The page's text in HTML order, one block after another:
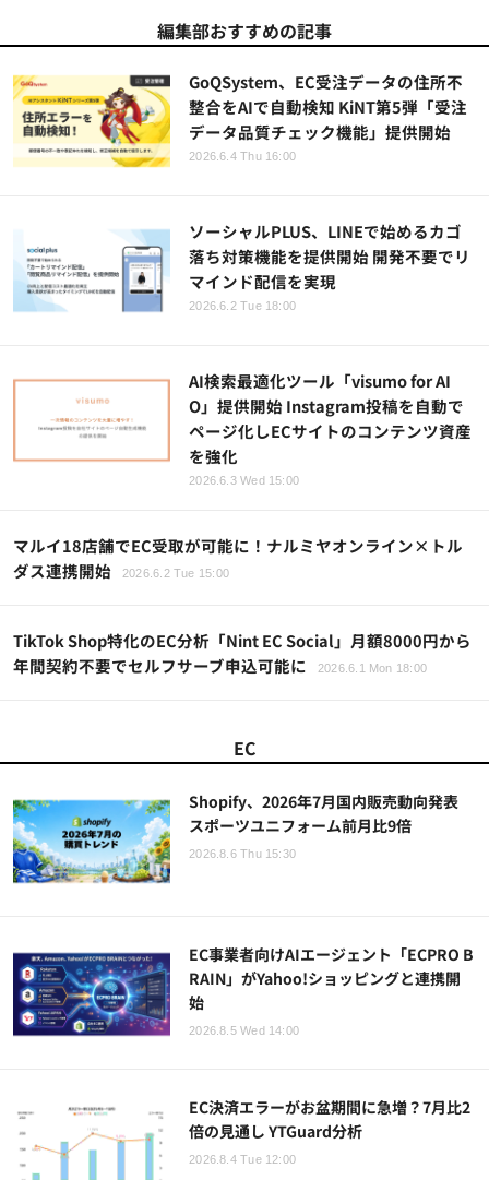
編集部おすすめの記事
GoQSystem、EC受注データの住所不
整合をAIで自動検知 KiNT第5弾「受注
データ品質チェック機能」提供開始
2026.6.4 Thu 16:00
ソーシャルPLUS、LINEで始めるカゴ
落ち対策機能を提供開始 開発不要でリ
マインド配信を実現
2026.6.2 Tue 18:00
AI検索最適化ツール「visumo for AI
O」提供開始 Instagram投稿を自動で
ページ化しECサイトのコンテンツ資産
を強化
2026.6.3 Wed 15:00
マルイ18店舗でEC受取が可能に！ナルミヤオンライン×トル
ダス連携開始
2026.6.2 Tue 15:00
TikTok Shop特化のEC分析「Nint EC Social」月額8000円から
年間契約不要でセルフサーブ申込可能に
2026.6.1 Mon 18:00
EC
Shopify、2026年7月国内販売動向発表
スポーツユニフォーム前月比9倍
2026.8.6 Thu 15:30
EC事業者向けAIエージェント「ECPRO B
RAIN」がYahoo!ショッピングと連携開
始
2026.8.5 Wed 14:00
EC決済エラーがお盆期間に急増？7月比2
倍の見通し YTGuard分析
2026.8.4 Tue 12:00